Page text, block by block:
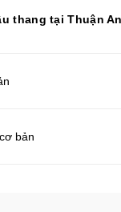
thang tại Thuận An
bản